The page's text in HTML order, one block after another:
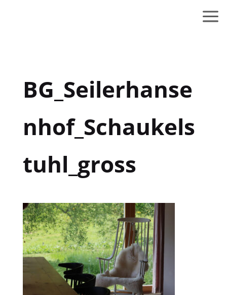
BG_Seilerhanse
nhof_Schaukels
tuhl_gross